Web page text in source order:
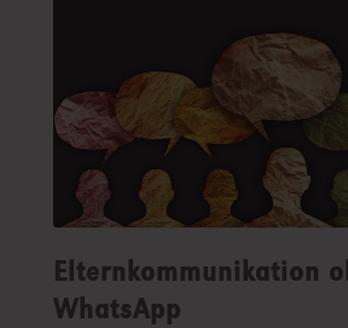
Elternkommunikation
WhatsApp